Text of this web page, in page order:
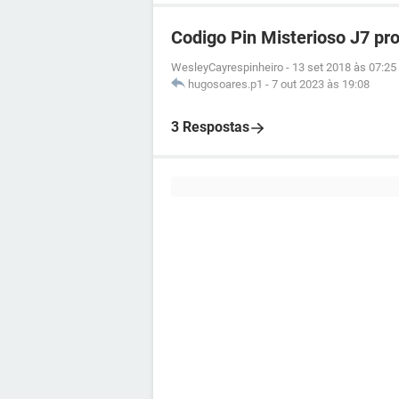
Codigo Pin Misterioso J7 pro
WesleyCayrespinheiro - 13 set 2018 às 07:25
hugosoares.p1 - 7 out 2023 às 19:08
3 Respostas